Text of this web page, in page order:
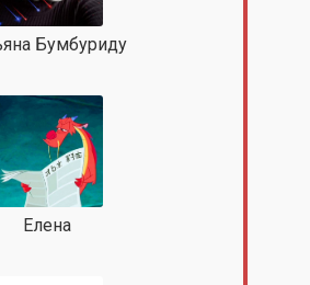
Бумбуриду
Елена